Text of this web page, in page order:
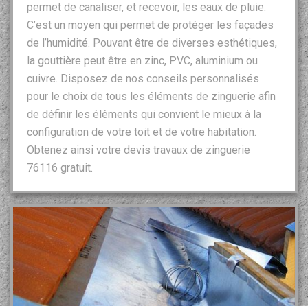
permet de canaliser, et recevoir, les eaux de pluie.
C’est un moyen qui permet de protéger les façades
de l’humidité. Pouvant être de diverses esthétiques,
la gouttière peut être en zinc, PVC, aluminium ou
cuivre. Disposez de nos conseils personnalisés
pour le choix de tous les éléments de zinguerie afin
de définir les éléments qui convient le mieux à la
configuration de votre toit et de votre habitation.
Obtenez ainsi votre devis travaux de zinguerie
76116 gratuit.